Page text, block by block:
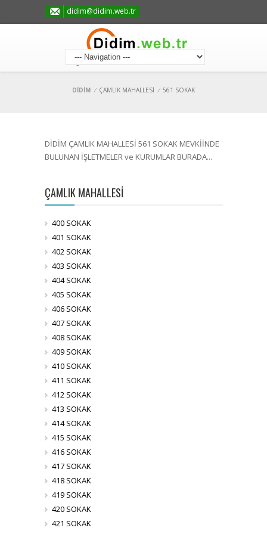
didim@didim.web.tr
DİDİM / ÇAMLIK MAHALLESİ / 561 SOKAK
DİDİM ÇAMLIK MAHALLESİ 561 SOKAK MEVKİİNDE
BULUNAN İŞLETMELER ve KURUMLAR BURADA...
ÇAMLIK MAHALLESİ
400 SOKAK
401 SOKAK
402 SOKAK
403 SOKAK
404 SOKAK
405 SOKAK
406 SOKAK
407 SOKAK
408 SOKAK
409 SOKAK
410 SOKAK
411 SOKAK
412 SOKAK
413 SOKAK
414 SOKAK
415 SOKAK
416 SOKAK
417 SOKAK
418 SOKAK
419 SOKAK
420 SOKAK
421 SOKAK